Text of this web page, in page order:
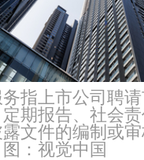
指上市公司聘
期报告、社会
文件的编制或
：视觉中国